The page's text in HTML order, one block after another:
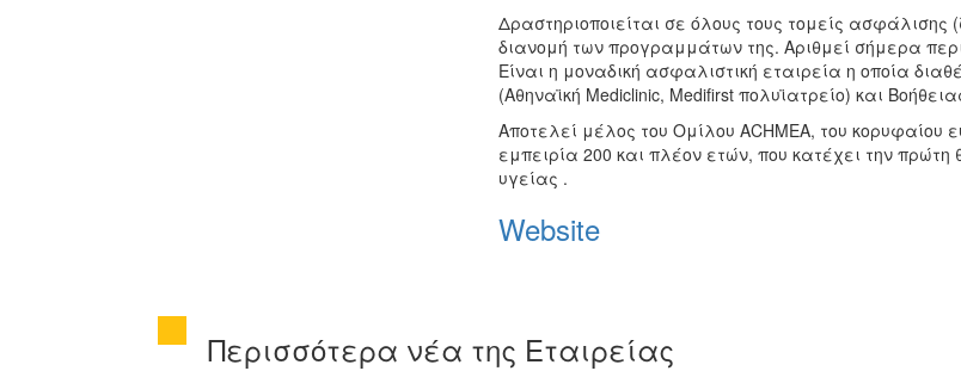
Δραστηριοποιείται σε όλους τους τομείς
διανομή των προγραμμάτων της. Αριθμεί σήμερα
Είναι η μοναδική ασφαλιστική εταιρεία η οποία
(Aθηναϊκή Mediclinic, Medifirst πολυϊατρείο) και
Αποτελεί μέλος του Ομίλου ACHMEA, του κορυφαίου
εμπειρία 200 και πλέον ετών, που κατέχει την
υγείας .
Website
Περισσότερα νέα της Εταιρείας